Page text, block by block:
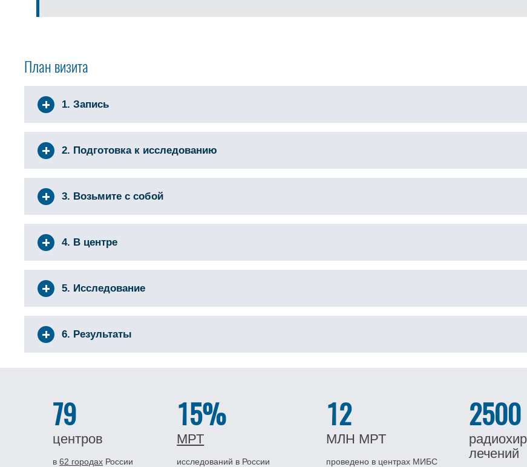
План визита
1. Запись
2. Подготовка к исследованию
3. Возьмите с собой
4. В центре
5. Исследование
6. Результаты
79
центров
в 62 городах России
15%
МРТ
исследований в России
12
МЛН МРТ
проведено в центрах МИБС
2500
лечений